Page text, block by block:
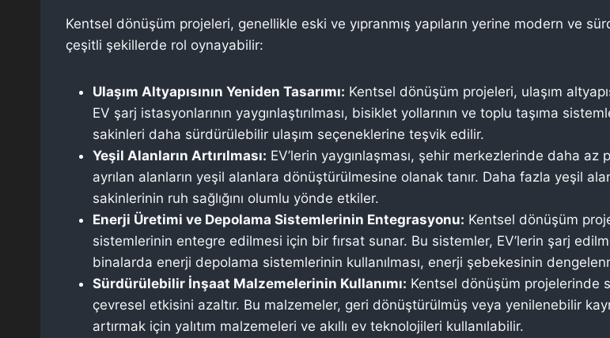
Kentsel dönüşüm projeleri, genellikle eski ve yıpranmış yapıların yerine modern ve
çeşitli şekillerde rol oynayabilir:
Ulaşım Altyapısının Yeniden Tasarımı: Kentsel dönüşüm projeleri, ulaşım
EV şarj istasyonlarının yaygınlaştırılması, bisiklet yollarının ve toplu taşıma
sakinleri daha sürdürülebilir ulaşım seçeneklerine teşvik edilir.
Yeşil Alanların Artırılması: EV’lerin yaygınlaşması, şehir merkezlerinde daha
ayrılan alanların yeşil alanlara dönüştürülmesine olanak tanır. Daha fazla yeşil
sakinlerinin ruh sağlığını olumlu yönde etkiler.
Enerji Üretimi ve Depolama Sistemlerinin Entegrasyonu: Kentsel dönüşüm
sistemlerinin entegre edilmesi için bir fırsat sunar. Bu sistemler, EV’lerin şarj
binalarda enerji depolama sistemlerinin kullanılması, enerji şebekesinin
Sürdürülebilir İnşaat Malzemelerinin Kullanımı: Kentsel dönüşüm projelerinde
çevresel etkisini azaltır. Bu malzemeler, geri dönüştürülmüş veya yenilenebilir
artırmak için yalıtım malzemeleri ve akıllı ev teknolojileri kullanılabilir.